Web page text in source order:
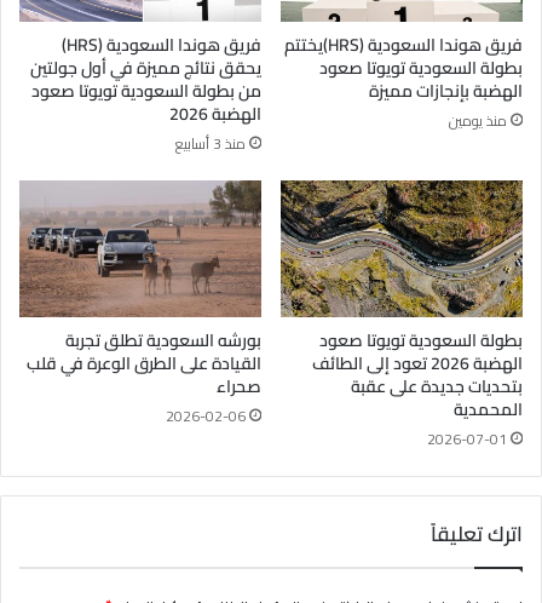
فريق هوندا السعودية (HRS)يختتم
بطولة السعودية تويوتا صعود
الهضبة بإنجازات مميزة
منذ يومين
فريق هوندا السعودية (HRS)
يحقق نتائج مميزة في أول جولتين
من بطولة السعودية تويوتا صعود
الهضبة 2026
منذ 3 أسابيع
بطولة السعودية تويوتا صعود
الهضبة 2026 تعود إلى الطائف
بتحديات جديدة على عقبة
المحمدية
2026-07-01
بورشه السعودية تطلق تجربة
القيادة على الطرق الوعرة في قلب
صحراء
2026-02-06
اترك تعليقاً